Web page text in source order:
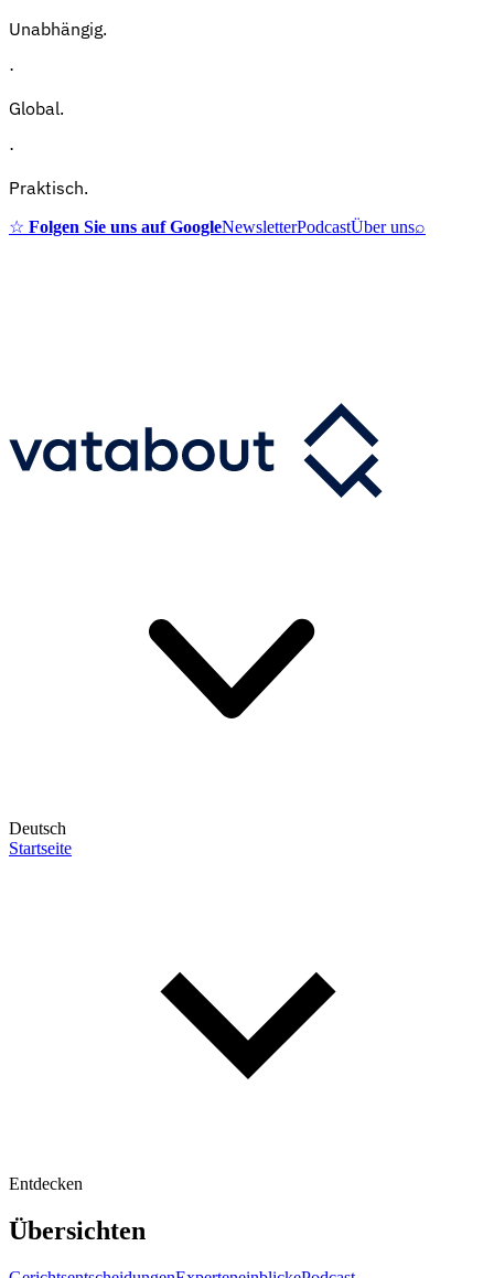
Unabhängig.
·
Global.
·
Praktisch.
☆ Folgen Sie uns auf GoogleNewsletterPodcastÜber uns⌕
Deutsch
Startseite
Entdecken
Übersichten